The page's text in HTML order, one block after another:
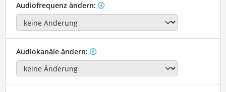
Audiofrequenz ändern:
Audiokanäle ändern: